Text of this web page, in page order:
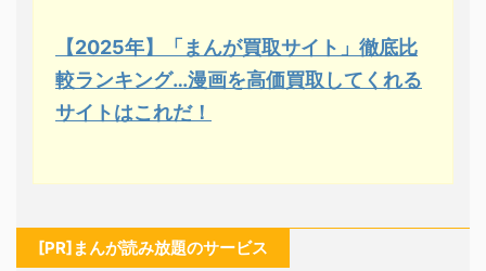
【2025年】「まんが買取サイト」徹底比
較ランキング…漫画を高価買取してくれる
サイトはこれだ！
[PR]まんが読み放題のサービス